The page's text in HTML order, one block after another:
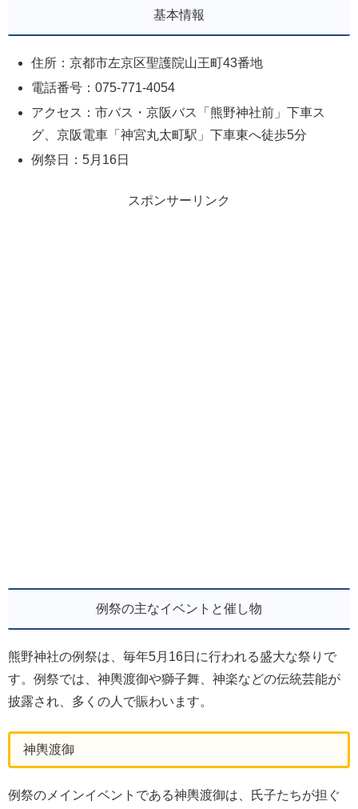
基本情報
住所：京都市左京区聖護院山王町43番地
電話番号：075-771-4054
アクセス：市バス・京阪バス「熊野神社前」下車ス
グ、京阪電車「神宮丸太町駅」下車東へ徒歩5分
例祭日：5月16日
スポンサーリンク
例祭の主なイベントと催し物
熊野神社の例祭は、毎年5月16日に行われる盛大な祭りで
す。例祭では、神輿渡御や獅子舞、神楽などの伝統芸能が
披露され、多くの人で賑わいます。
神輿渡御
例祭のメインイベントである神輿渡御は、氏子たちが担ぐ